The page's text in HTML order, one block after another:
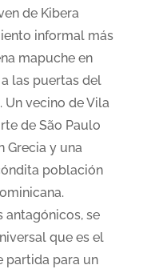
de Kibera
informal más
mapuche en
las puertas del
Un vecino de Vila
de São Paulo
Grecia y una
población
antagónicos, se
que es el
partida para un